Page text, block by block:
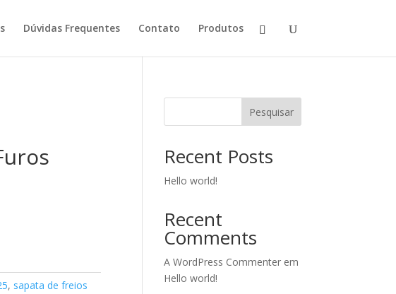
Dúvidas Frequentes Contato Produtos
, sapata de freios
Pesquisar
Recent Posts
Hello world!
Recent
Comments
A WordPress Commenter em
Hello world!